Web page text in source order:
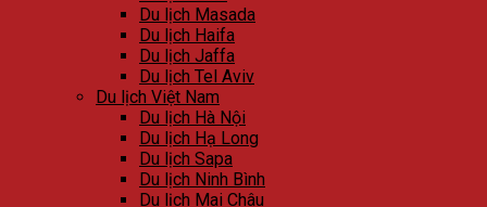
Du lịch Masada
Du lịch Haifa
Du lịch Jaffa
Du lịch Tel Aviv
Du lịch Việt Nam
Du lịch Hà Nội
Du lịch Hạ Long
Du lịch Sapa
Du lịch Ninh Bình
Du lịch Mai Châu